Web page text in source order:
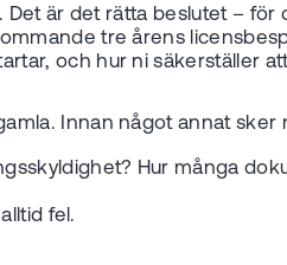
är det rätta beslutet – för
tre årens
och hur ni säkerställer
Innan något annat sker
Hur många
fel.